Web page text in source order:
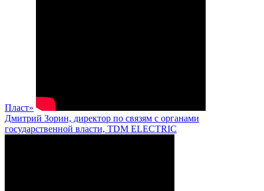
Пласт»
Дмитрий Зорин, директор по связям с органами
государственной власти, TDM ELECTRIC